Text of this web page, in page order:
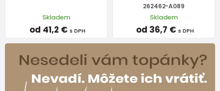
Skladem
od 41,2 € s DPH
262462-A089
Skladem
od 36,7 € s DPH